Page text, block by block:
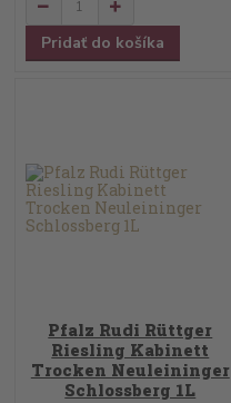
Pridať do košíka
Pfalz Rudi Rüttger
Riesling Kabinett
Trocken Neuleininger
Schlossberg 1L